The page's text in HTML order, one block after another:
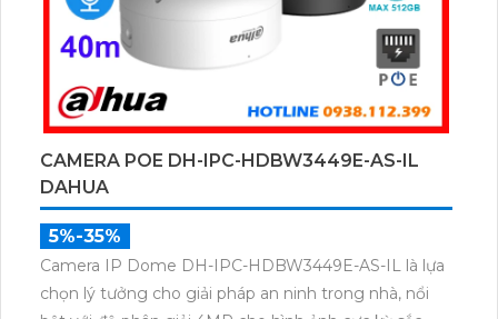
CAMERA POE DH-IPC-HDBW3449E-AS-IL
DAHUA
5%-35%
Camera IP Dome DH-IPC-HDBW3449E-AS-IL là lựa
chọn lý tưởng cho giải pháp an ninh trong nhà, nổi